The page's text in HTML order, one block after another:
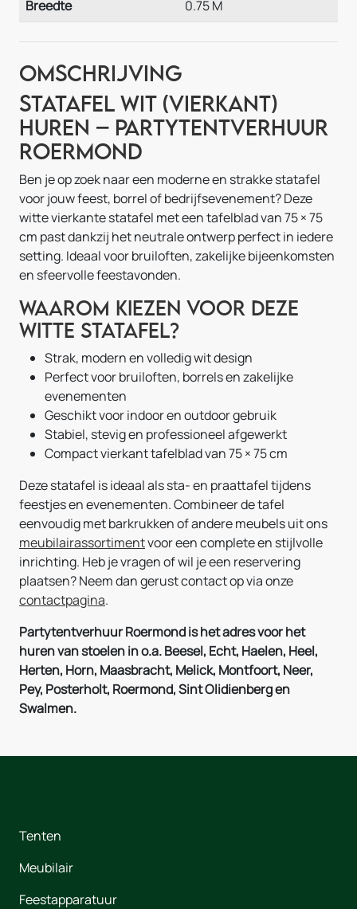
Breedte 0.75 M
Omschrijving
Statafel wit (vierkant)
huren – Partytentverhuur
Roermond
Ben je op zoek naar een moderne en strakke statafel
voor jouw feest, borrel of bedrijfsevenement? Deze
witte vierkante statafel met een tafelblad van 75 × 75
cm past dankzij het neutrale ontwerp perfect in iedere
setting. Ideaal voor bruiloften, zakelijke bijeenkomsten
en sfeervolle feestavonden.
Waarom kiezen voor deze
witte statafel?
Strak, modern en volledig wit design
Perfect voor bruiloften, borrels en zakelijke
evenementen
Geschikt voor indoor en outdoor gebruik
Stabiel, stevig en professioneel afgewerkt
Compact vierkant tafelblad van 75 × 75 cm
Deze statafel is ideaal als sta- en praattafel tijdens
feestjes en evenementen. Combineer de tafel
eenvoudig met barkrukken of andere meubels uit ons
meubilairassortimentvoor een complete en stijlvolle
inrichting. Heb je vragen of wil je een reservering
plaatsen? Neem dan gerust contact op via onze
contactpagina.
Partytentverhuur Roermond is het adres voor het
huren van stoelen in o.a. Beesel, Echt, Haelen, Heel,
Herten, Horn, Maasbracht, Melick, Montfoort, Neer,
Pey, Posterholt, Roermond, Sint Olidienberg en
Swalmen.
Tenten
Meubilair
Feestapparatuur